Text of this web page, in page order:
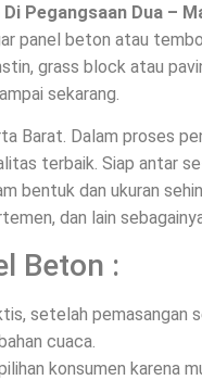
Pegangsaan Dua –
panel beton atau
grass block atau
sekarang.
Barat. Dalam proses
terbaik. Siap antar
bentuk dan ukuran
dan lain
Beton :
setelah pemasangan
cuaca.
konsumen karena